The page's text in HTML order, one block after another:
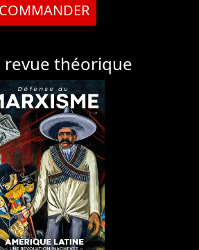
COMMANDER
revue théorique